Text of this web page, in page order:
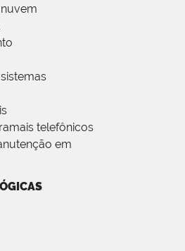
telefônicos
em